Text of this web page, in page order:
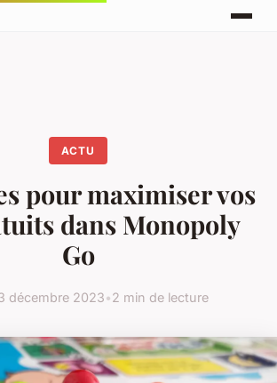
ACTU
pour maximiser vos
dans Monopoly
Go
décembre 2023•2 min de lecture